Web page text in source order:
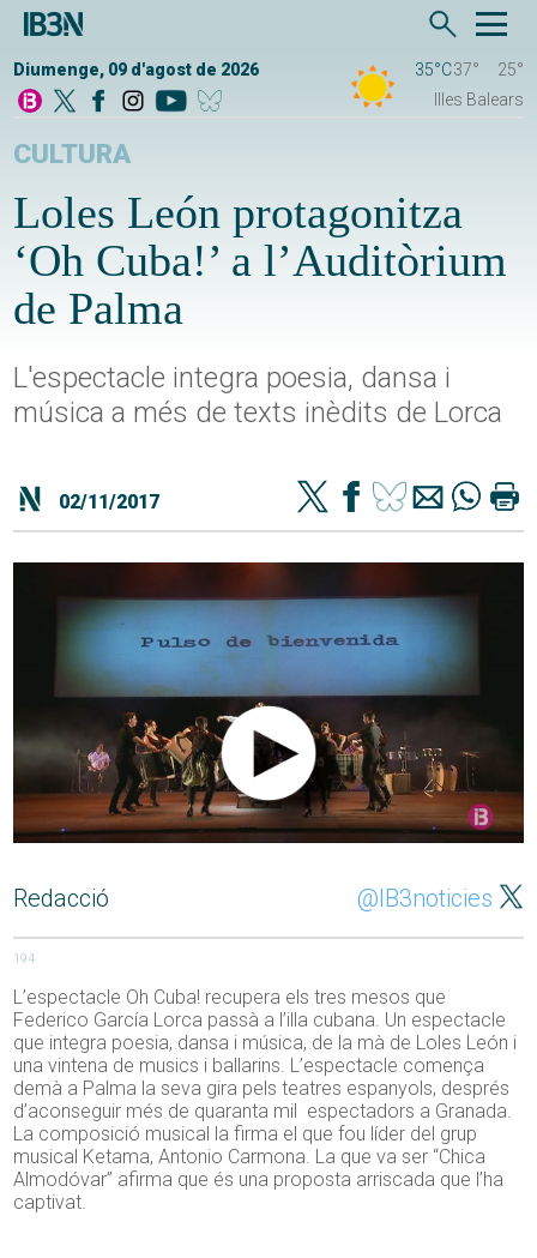
Diumenge, 09 d'agost de 2026 35°C37°
25°
Illes Balears
CULTURA
Loles León protagonitza
‘Oh Cuba!’ a l’Auditòrium
de Palma
L'espectacle integra poesia, dansa i
música a més de texts inèdits de Lorca
02/11/2017
Redacció @IB3noticies
194
L’espectacle Oh Cuba! recupera els tres mesos que
Federico García Lorca passà a l’illa cubana. Un espectacle
que integra poesia, dansa i música, de la mà de Loles León i
una vintena de musics i ballarins. L’espectacle comença
demà a Palma la seva gira pels teatres espanyols, després
d’aconseguir més de quaranta mil espectadors a Granada.
La composició musical la firma el que fou líder del grup
musical Ketama, Antonio Carmona. La que va ser “Chica
Almodóvar” afirma que és una proposta arriscada que l’ha
captivat.